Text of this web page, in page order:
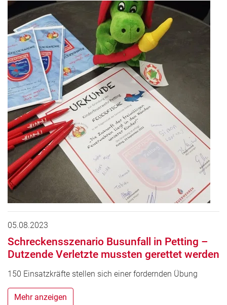
05.08.2023
Schreckensszenario Busunfall in Petting –
Dutzende Verletzte mussten gerettet werden
150 Einsatzkräfte stellen sich einer fordernden Übung
Mehr anzeigen